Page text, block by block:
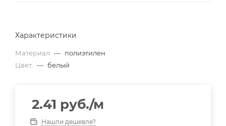
Характеристики
Материал — полиэтилен
Цвет.
— белый
2.41 руб./м
Нашли дешевле?